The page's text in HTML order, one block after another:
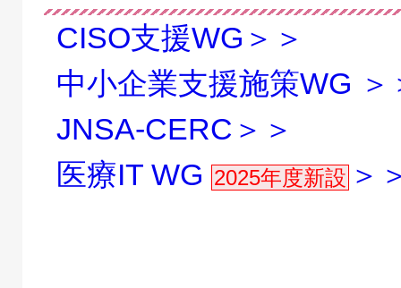
CISO支援WG＞＞
中小企業支援施策WG ＞
JNSA-CERC＞＞
医療IT WG 2025年度新設 ＞